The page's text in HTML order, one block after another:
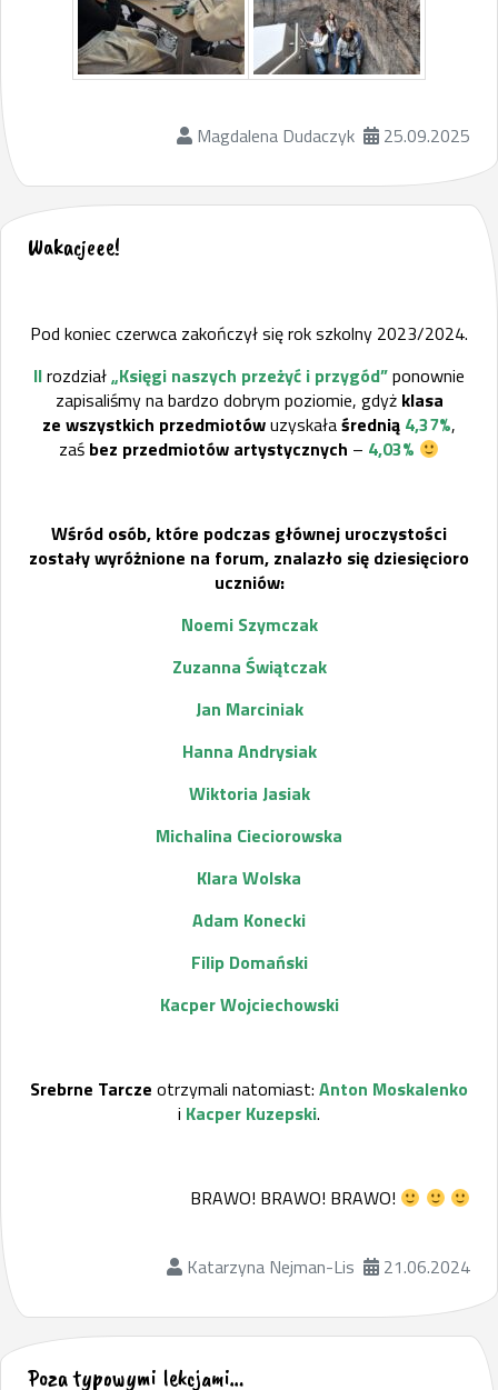
Magdalena Dudaczyk 25.09.2025
Wakacjeee!
Pod koniec czerwca zakończył się rok szkolny 2023/2024.
IIrozdział„Księgi naszych przeżyć i przygód”ponownie
zapisaliśmy na bardzo dobrym poziomie, gdyż klasa
ze wszystkich przedmiotówuzyskałaśrednią 4,37%,
zaś bez przedmiotów artystycznych – 4,03%
Wśród osób, które podczas głównej uroczystości
zostały wyróżnione na forum, znalazło się dziesięcioro
uczniów:
Noemi Szymczak
Zuzanna Świątczak
Jan Marciniak
Hanna Andrysiak
Wiktoria Jasiak
Michalina Cieciorowska
Klara Wolska
Adam Konecki
Filip Domański
Kacper Wojciechowski
Srebrne Tarcze otrzymali natomiast: Anton Moskalenko
i Kacper Kuzepski.
BRAWO! BRAWO! BRAWO!
Katarzyna Nejman-Lis 21.06.2024
Poza typowymi lekcjami…